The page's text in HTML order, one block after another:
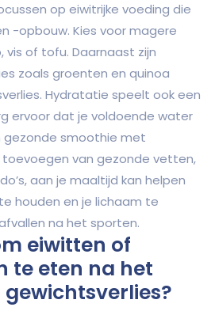
op eiwitrijke voeding die
-opbouw. Kies voor magere
vis of tofu. Daarnaast zijn
zoals groenten en quinoa
Hydratatie speelt ook een
ervoor dat je voldoende water
gezonde smoothie met
van gezonde vetten,
aan je maaltijd kan helpen
houden en je lichaam te
na het sporten.
eiwitten of
te eten na het